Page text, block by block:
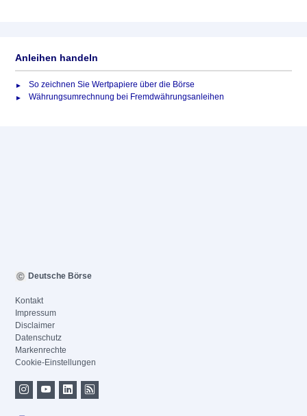
Anleihen handeln
So zeichnen Sie Wertpapiere über die Börse
Währungsumrechnung bei Fremdwährungsanleihen
Deutsche Börse
Kontakt
Impressum
Disclaimer
Datenschutz
Markenrechte
Cookie-Einstellungen